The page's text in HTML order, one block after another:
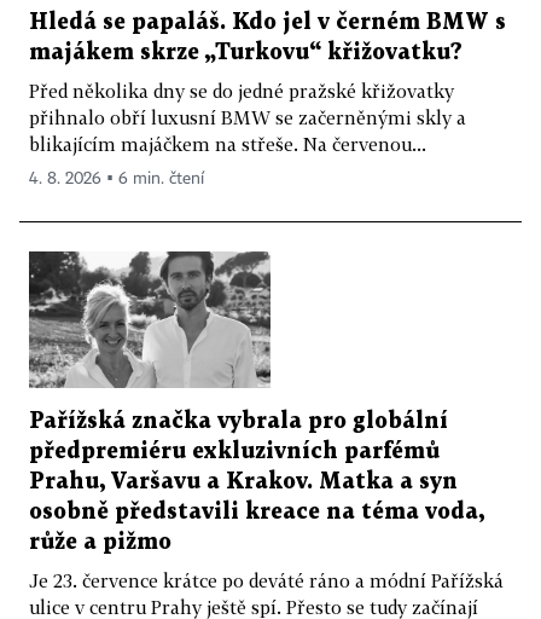
Hledá se papaláš. Kdo jel v černém BMW s
majákem skrze „Turkovu“ křižovatku?
Před několika dny se do jedné pražské křižovatky
přihnalo obří luxusní BMW se začerněnými skly a
blikajícím majáčkem na střeše. Na červenou...
4. 8. 2026 ▪ 6 min. čtení
Pařížská značka vybrala pro globální
předpremiéru exkluzivních parfémů
Prahu, Varšavu a Krakov. Matka a syn
osobně představili kreace na téma voda,
růže a pižmo
Je 23. července krátce po deváté ráno a módní Pařížská
ulice v centru Prahy ještě spí. Přesto se tudy začínají